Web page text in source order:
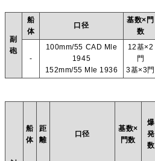
副
砲
船
体
口径
基数×門
数
-
100mm/55 CAD Mle
1945
152mm/55 Mle 1936
12基×2
門
3基×3門
船
体
距
離
口径
基数×
門数
爆
発
数